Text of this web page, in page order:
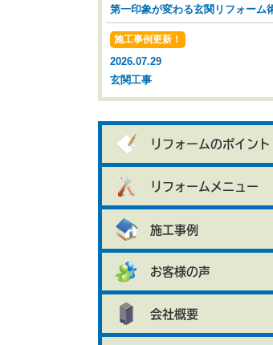
施工事例更新！
2026.07.29
玄関工事
リフォームのポイント
リフォームメニュー
施工事例
お客様の声
会社概要